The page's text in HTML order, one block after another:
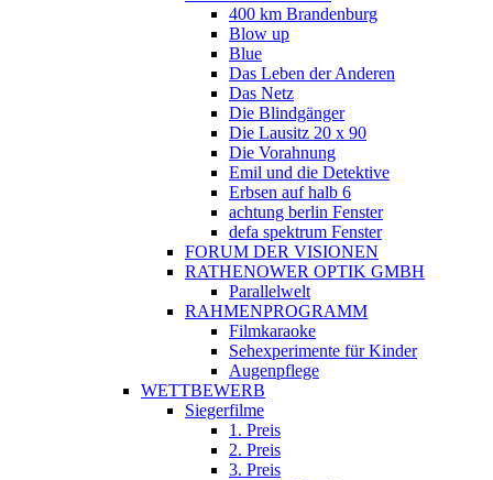
400 km Brandenburg
Blow up
Blue
Das Leben der Anderen
Das Netz
Die Blindgänger
Die Lausitz 20 x 90
Die Vorahnung
Emil und die Detektive
Erbsen auf halb 6
achtung berlin Fenster
defa spektrum Fenster
FORUM DER VISIONEN
RATHENOWER OPTIK GMBH
Parallelwelt
RAHMENPROGRAMM
Filmkaraoke
Sehexperimente für Kinder
Augenpflege
WETTBEWERB
Siegerfilme
1. Preis
2. Preis
3. Preis